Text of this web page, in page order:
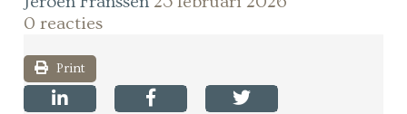
0 reacties
Print